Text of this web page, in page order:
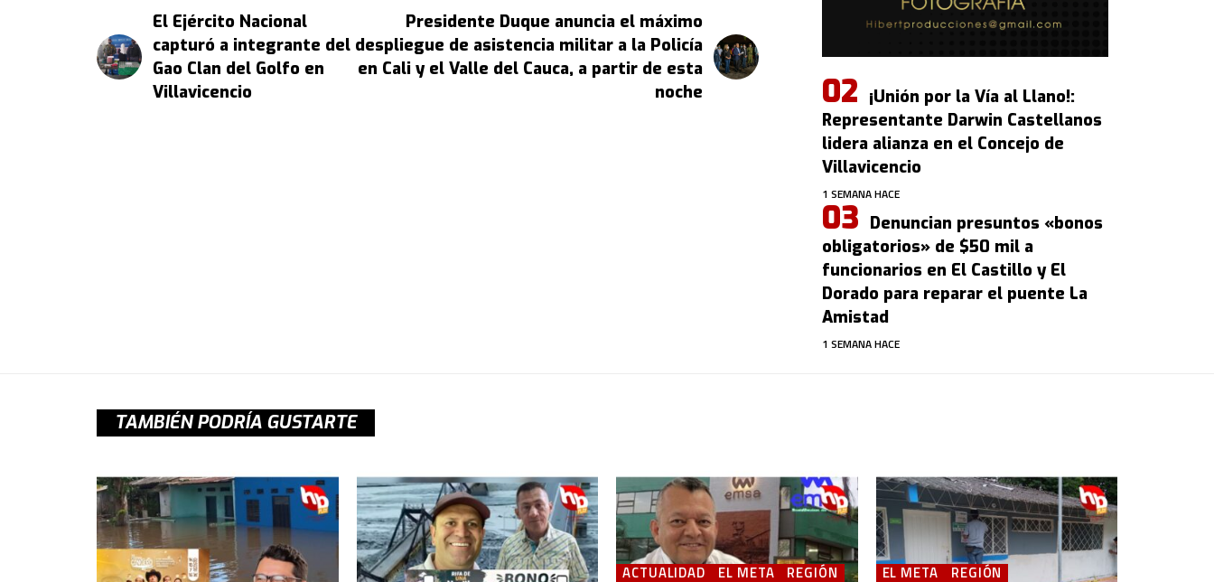
El Ejército Nacional
capturó a integrante del
Gao Clan del Golfo en
Villavicencio
Presidente Duque anuncia el máximo
despliegue de asistencia militar a la Policía
en Cali y el Valle del Cauca, a partir de esta
noche
¡Unión por la Vía al Llano!:
Representante Darwin Castellanos
lidera alianza en el Concejo de
Villavicencio
1 SEMANA HACE
Denuncian presuntos «bonos
obligatorios» de $50 mil a
funcionarios en El Castillo y El
Dorado para reparar el puente La
Amistad
1 SEMANA HACE
TAMBIÉN PODRÍA GUSTARTE
ACTUALIDAD EL META
REGIÓN
EL META
REGIÓN